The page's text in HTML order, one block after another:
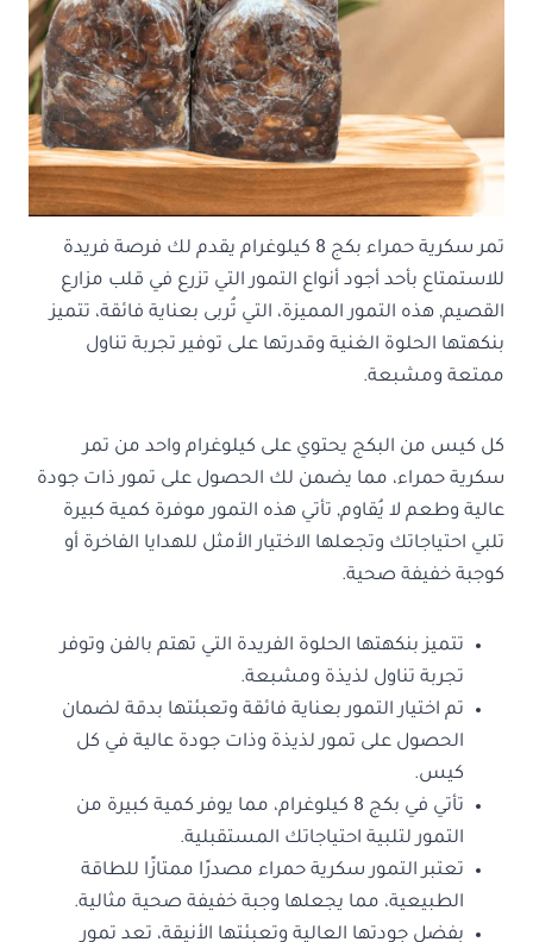
تمر سكرية حمراء بكج 8 كيلوغرام يقدم لك فرصة فريدة
للاستمتاع بأحد أجود أنواع التمور التي تزرع في قلب مزارع
القصيم, هذه التمور المميزة، التي تُربى بعناية فائقة، تتميز
بنكهتها الحلوة الغنية وقدرتها على توفير تجربة تناول
ممتعة ومشبعة.
كل كيس من البكج يحتوي على كيلوغرام واحد من تمر
سكرية حمراء، مما يضمن لك الحصول على تمور ذات جودة
عالية وطعم لا يُقاوم, تأتي هذه التمور موفرة كمية كبيرة
تلبي احتياجاتك وتجعلها الاختيار الأمثل للهدايا الفاخرة أو
كوجبة خفيفة صحية.
تتميز بنكهتها الحلوة الفريدة التي تهتم بالفن وتوفر
تجربة تناول لذيذة ومشبعة.
تم اختيار التمور بعناية فائقة وتعبئتها بدقة لضمان
الحصول على تمور لذيذة وذات جودة عالية في كل
كيس.
تأتي في بكج 8 كيلوغرام، مما يوفر كمية كبيرة من
التمور لتلبية احتياجاتك المستقبلية.
تعتبر التمور سكرية حمراء مصدرًا ممتازًا للطاقة
الطبيعية، مما يجعلها وجبة خفيفة صحية مثالية.
بفضل جودتها العالية وتعبئتها الأنيقة، تعد تمور